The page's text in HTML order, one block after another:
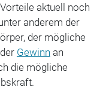
aktuell noch
anderem der
der mögliche
Gewinn an
die mögliche